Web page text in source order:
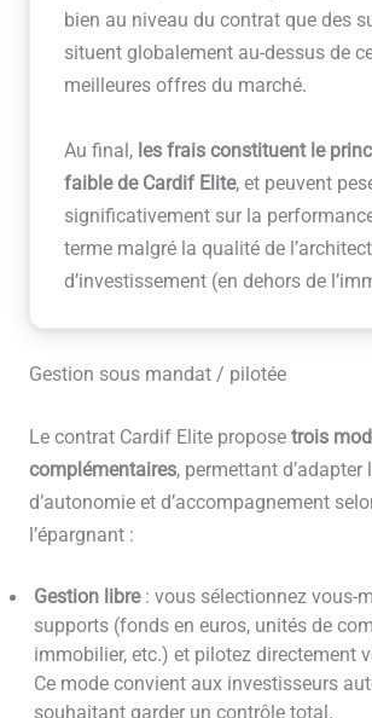
bien au niveau du contrat que des
situent globalement au-dessus de
meilleures offres du marché.
Au final, les frais constituent le
faible de Cardif Elite, et peuvent
significativement sur la
terme malgré la qualité de
d’investissement (en dehors de
Gestion sous mandat / pilotée
Le contrat Cardif Elite propose trois
complémentaires, permettant d’adapter
d’autonomie et d’accompagnement
l’épargnant :
Gestion libre: vous sélectionnez vous-
supports (fonds en euros, unités de
immobilier, etc.) et pilotez directement
Ce mode convient aux investisseurs
souhaitant garder un contrôle total.